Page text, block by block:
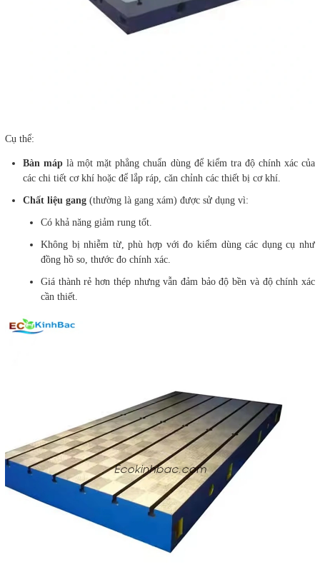
Cụ thể:
Bàn máp là một mặt phẳng chuẩn dùng để kiểm tra độ chính xác của
các chi tiết cơ khí hoặc để lắp ráp, căn chỉnh các thiết bị cơ khí.
Chất liệu gang (thường là gang xám) được sử dụng vì:
Có khả năng giảm rung tốt.
Không bị nhiễm từ, phù hợp với đo kiểm dùng các dụng cụ như
đồng hồ so, thước đo chính xác.
Giá thành rẻ hơn thép nhưng vẫn đảm bảo độ bền và độ chính xác
cần thiết.